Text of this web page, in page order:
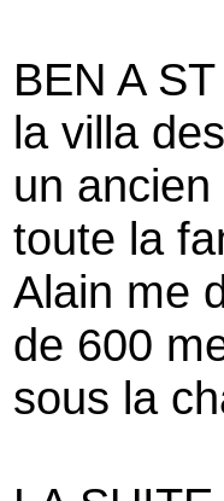
BEN A
la villa
un
toute la
Alain me
de 600
sous la